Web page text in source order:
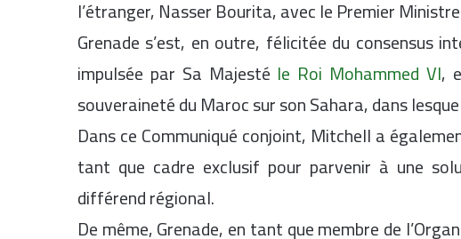
l’étranger, Nasser Bourita, avec le Premier
Grenade s’est, en outre, félicitée du consensus
impulsée par Sa Majesté le Roi Mohammed VI,
souveraineté du Maroc sur son Sahara, dans
Dans ce Communiqué conjoint, Mitchell a
tant que cadre exclusif pour parvenir à une
différend régional.
De même, Grenade, en tant que membre de